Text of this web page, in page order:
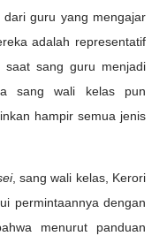
dari guru yang mengajar
adalah representatif
sang guru menjadi
sang wali kelas pun
hampir semua jenis
, sang wali kelas, Kerori
permintaannya dengan
menurut panduan